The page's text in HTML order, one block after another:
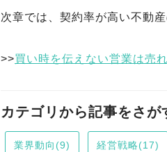
次章では、契約率が高い不動
>>買い時を伝えない営業は売
カテゴリから記事をさが
業界動向(9) 経営戦略(17)